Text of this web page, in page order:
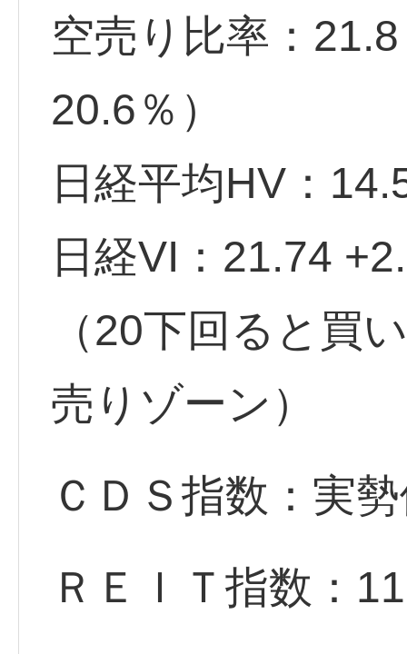
空売り比率：
20.6％）
日経平均HV：
日経VI：21.74
（20下回ると買
売りゾーン）
ＣＤＳ指数：実
ＲＥＩＴ指数：